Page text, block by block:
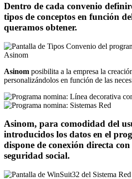
Dentro de cada convenio
tipos de conceptos en función
queramos obtener.
Asinom posibilita a la empresa la
personalizándolos en función de las
Asinom, para comodidad del
introducidos los datos en el
dispone de conexión directa
seguridad social.